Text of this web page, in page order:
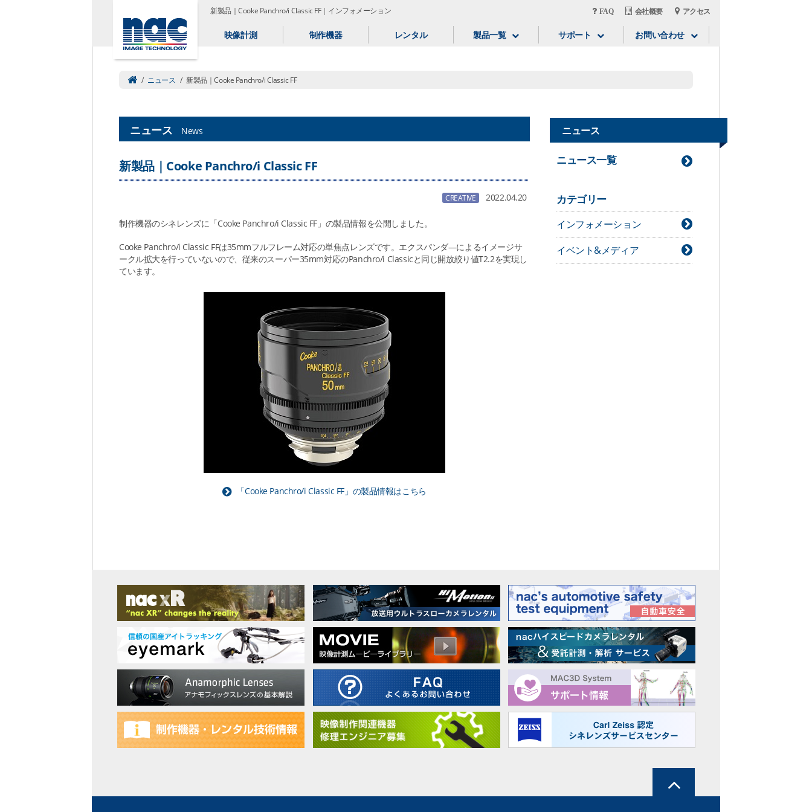
新製品｜Cooke Panchro/i Classic FF｜インフォメーション FAQ 会社概要 アクセス
映像計測 制作機器 レンタル 製品一覧 サポート お問い合わせ
ニュース
/ ニュース / 新製品｜Cooke Panchro/i Classic FF
ニュース News
新製品｜Cooke Panchro/i Classic FF
CREATIVE 2022.04.20
制作機器のシネレンズに「Cooke Panchro/i Classic FF」の製品情報を公開しました。
Cooke Panchro/i Classic FFは35mmフルフレーム対応の単焦点レンズです。エクスパンダ―によるイメージサ
ークル拡大を行っていないので、従来のスーパー35mm対応のPanchro/i Classicと同じ開放絞り値T2.2を実現し
ています。
「Cooke Panchro/i Classic FF」の製品情報はこちら
ニュース一覧
カテゴリー
インフォメーション
イベント&メディア